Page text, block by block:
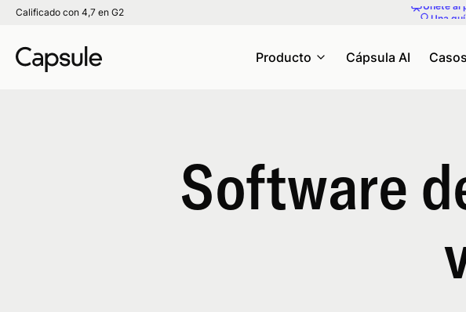
Calificado con 4,7 en G2 Una
Producto Cápsula AI
Software